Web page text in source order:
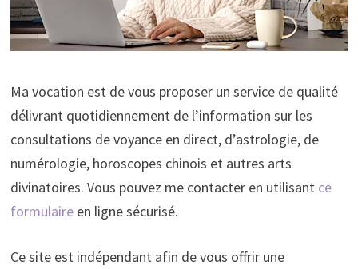
Ma vocation est de vous proposer un service de qualité
délivrant quotidiennement de l’information sur les
consultations de voyance en direct, d’astrologie, de
numérologie, horoscopes chinois et autres arts
divinatoires. Vous pouvez me contacter en utilisant ce
formulaireen ligne sécurisé.
Ce site est indépendant afin de vous offrir une